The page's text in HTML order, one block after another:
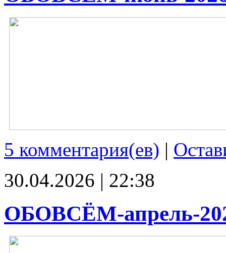
5 комментария(ев) |
30.04.2026 | 22:38
ОБОВСЁМ-апрель-